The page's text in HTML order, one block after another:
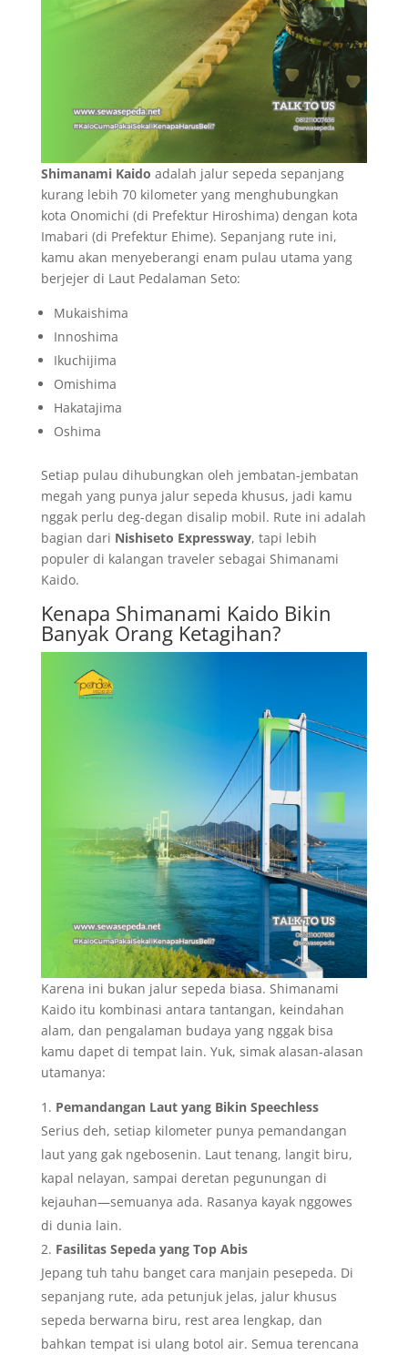
Shimanami Kaido adalah jalur sepeda sepanjang
kurang lebih 70 kilometer yang menghubungkan
kota Onomichi (di Prefektur Hiroshima) dengan kota
Imabari (di Prefektur Ehime). Sepanjang rute ini,
kamu akan menyeberangi enam pulau utama yang
berjejer di Laut Pedalaman Seto:
Mukaishima
Innoshima
Ikuchijima
Omishima
Hakatajima
Oshima
Setiap pulau dihubungkan oleh jembatan-jembatan
megah yang punya jalur sepeda khusus, jadi kamu
nggak perlu deg-degan disalip mobil. Rute ini adalah
bagian dari Nishiseto Expressway, tapi lebih
populer di kalangan traveler sebagai Shimanami
Kaido.
Kenapa Shimanami Kaido Bikin
Banyak Orang Ketagihan?
Karena ini bukan jalur sepeda biasa. Shimanami
Kaido itu kombinasi antara tantangan, keindahan
alam, dan pengalaman budaya yang nggak bisa
kamu dapet di tempat lain. Yuk, simak alasan-alasan
utamanya:
Pemandangan Laut yang Bikin Speechless
Serius deh, setiap kilometer punya pemandangan
laut yang gak ngebosenin. Laut tenang, langit biru,
kapal nelayan, sampai deretan pegunungan di
kejauhan—semuanya ada. Rasanya kayak nggowes
di dunia lain.
Fasilitas Sepeda yang Top Abis
Jepang tuh tahu banget cara manjain pesepeda. Di
sepanjang rute, ada petunjuk jelas, jalur khusus
sepeda berwarna biru, rest area lengkap, dan
bahkan tempat isi ulang botol air. Semua terencana